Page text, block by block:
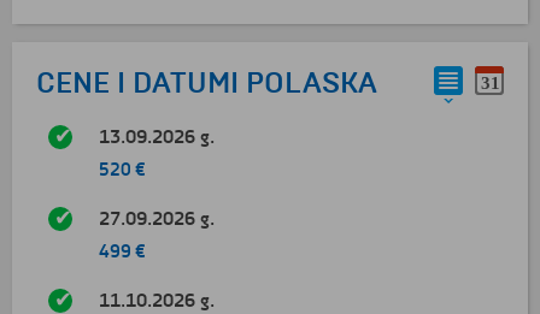
CENE I DATUMI POLASKA
13.09.2026 g.
520 €
27.09.2026 g.
499 €
11.10.2026 g.